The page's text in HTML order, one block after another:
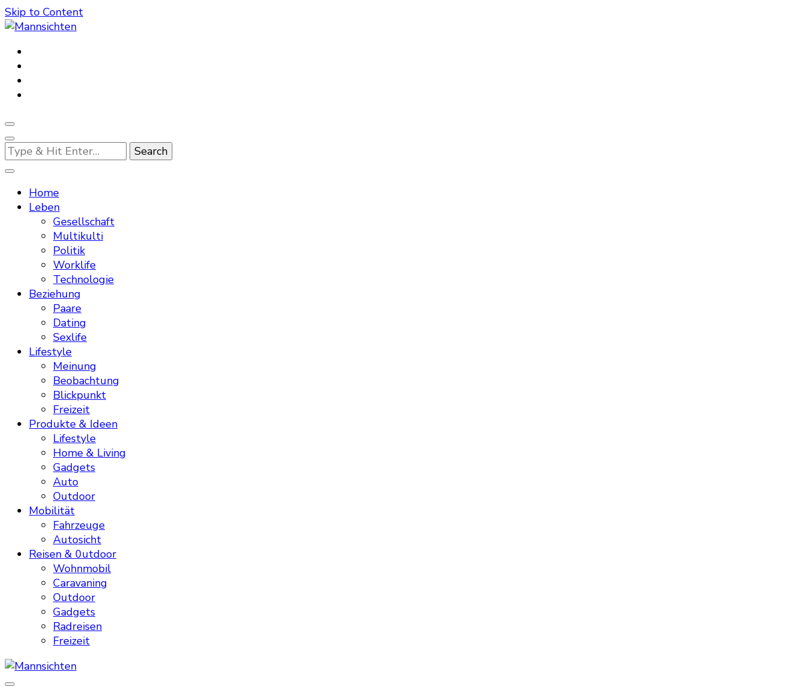
Skip to Content
Mannsichten
Was Männer wollen. Was Männer denken.
Looking
for
Something?
Home
Leben
Gesellschaft
Multikulti
Politik
Worklife
Technologie
Beziehung
Paare
Dating
Sexlife
Lifestyle
Meinung
Beobachtung
Blickpunkt
Freizeit
Produkte & Ideen
Lifestyle
Home & Living
Gadgets
Auto
Outdoor
Mobilität
Fahrzeuge
Autosicht
Reisen & 0utdoor
Wohnmobil
Caravaning
Outdoor
Gadgets
Radreisen
Freizeit
Mannsichten